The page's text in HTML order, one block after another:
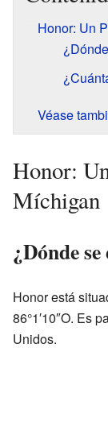
Honor: Un
Véase
Honor:
Míchigan
¿Dónde
Honor está
86°1′10″O. Es
Unidos.